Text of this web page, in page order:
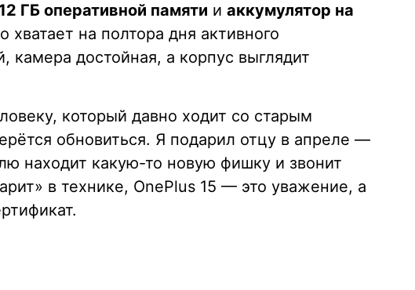
12 ГБ оперативной памяти и аккумулятор на
хватает на полтора дня активного
камера достойная, а корпус выглядит
который давно ходит со старым
обновиться. Я подарил отцу в апреле —
находит какую-то новую фишку и звонит
в технике, OnePlus 15 — это уважение, а